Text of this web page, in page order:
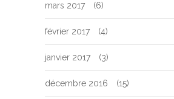
mars 2017 (6)
février 2017 (4)
janvier 2017 (3)
décembre 2016 (15)